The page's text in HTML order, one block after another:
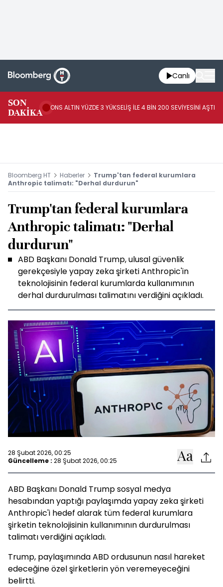
Canlı
SON
DAKİKA
ONS ALTIN YÜZDE 3 YÜKSELİŞ İLE 4 BİN 200 SEVİYESİNİ AŞTI
Bloomberg HT Haberler
Trump'tan federal kurumlara
Anthropic talimatı: "Derhal durdurun"
Trump'tan federal kurumlara
Anthropic talimatı: "Derhal
durdurun"
ABD Başkanı Donald Trump, ulusal güvenlik
gerekçesiyle yapay zeka şirketi Anthropic'in
teknolojisinin federal kurumlarda kullanımının
derhal durdurulması talimatını verdiğini açıkladı.
28 Şubat 2026, 00:25
Güncelleme : 28 Şubat 2026, 00:25
ABD Başkanı Donald Trump sosyal medya
hesabından yaptığı paylaşımda yapay zeka şirketi
Anthropic'i hedef alarak tüm federal kurumlara
şirketin teknolojisinin kullanımının durdurulması
talimatı verdiğini açıkladı.
Trump, paylaşımında ABD ordusunun nasıl hareket
edeceğine özel şirketlerin yön veremeyeceğini
belirtti.